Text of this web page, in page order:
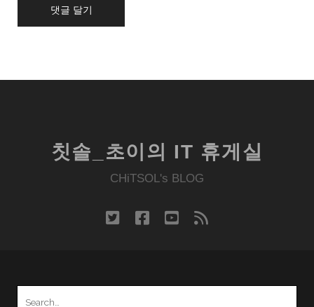
칫솔_초이의 IT 휴게실
CHiTSOL's BLOG
twitterfacebook
youtube
rss